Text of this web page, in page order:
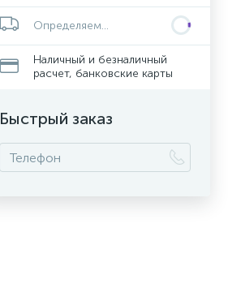
Определяем...
Наличный и безналичный
расчет, банковские карты
Быстрый заказ